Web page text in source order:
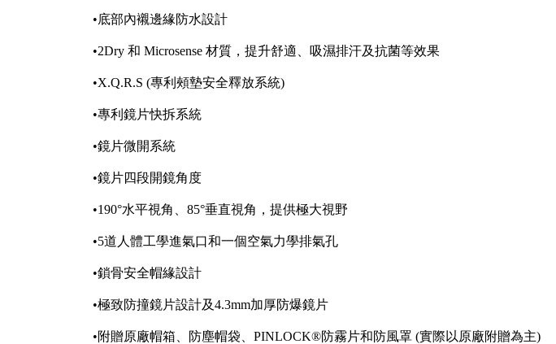
•底部內襯邊緣防水設計
•2Dry 和 Microsense 材質，提升舒適、吸濕排汗及抗菌等效果
•X.Q.R.S (專利頰墊安全釋放系統)
•專利鏡片快拆系統
•鏡片微開系統
•鏡片四段開鏡角度
•190°水平視角、85°垂直視角，提供極大視野
•5道人體工學進氣口和一個空氣力學排氣孔
•鎖骨安全帽緣設計
•極致防撞鏡片設計及4.3mm加厚防爆鏡片
•附贈原廠帽箱、防塵帽袋、PINLOCK®防霧片和防風罩 (實際以原廠附贈為主)